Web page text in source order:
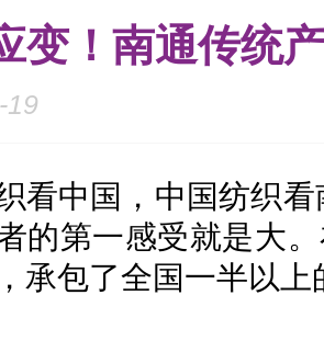
变！南通传统
19
看中国，中国纺织
的第一感受就是大
承包了全国一半以